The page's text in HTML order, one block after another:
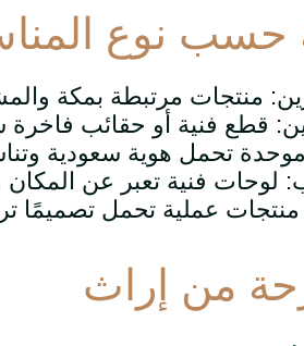
حسب نوع
منتجات مرتبطة بمكة
قطع فنية أو حقائب فاخرة
تحمل هوية سعودية
لوحات فنية تعبر عن المكان
منتجات عملية تحمل تصميمًا
من إراث